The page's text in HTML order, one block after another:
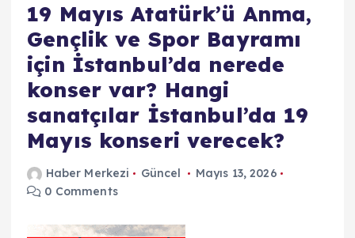
19 Mayıs Atatürk’ü Anma,
Gençlik ve Spor Bayramı
için İstanbul’da nerede
konser var? Hangi
sanatçılar İstanbul’da 19
Mayıs konseri verecek?
Haber Merkezi Güncel
Mayıs 13, 2026
0 Comments